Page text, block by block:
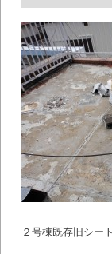
２号棟既存旧シー